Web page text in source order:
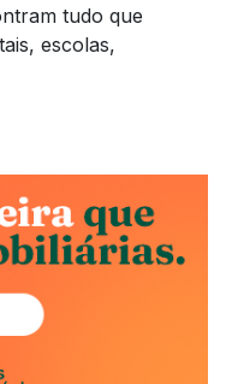
tudo que
escolas,